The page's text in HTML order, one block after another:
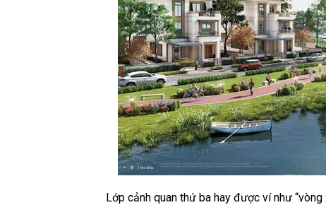
Lớp cảnh quan thứ ba hay được ví như